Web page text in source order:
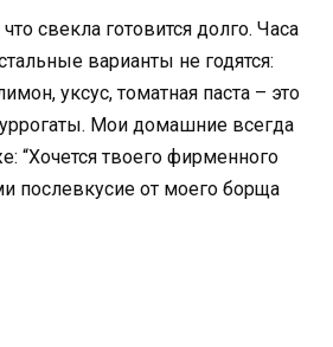
свекла готовится долго. Часа
варианты не годятся:
уксус, томатная паста – это
Мои домашние всегда
“Хочется твоего фирменного
послевкусие от моего борща